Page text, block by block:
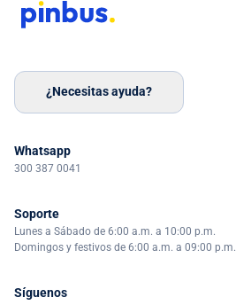
¿Necesitas ayuda?
Whatsapp
300 387 0041
Soporte
Lunes a Sábado de 6:00 a.m. a 10:00 p.m.
Domingos y festivos de 6:00 a.m. a 09:00 p.m.
Síguenos